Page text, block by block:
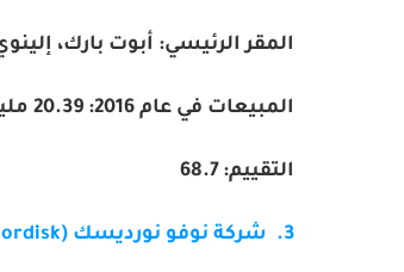
المقر الرئيسي: أبوت بارك،
المبيعات في عام 2016: 20.39
التقييم:68.7
3. شركة نوفو نورديسك (